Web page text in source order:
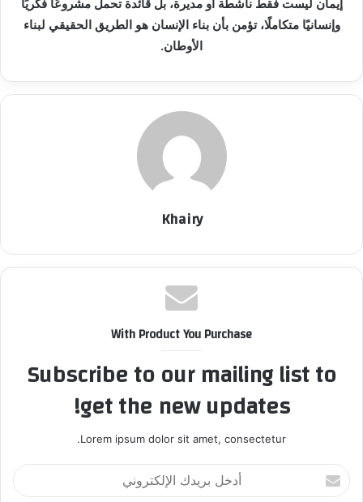
إيمان ليست فقط ناشطة أو مديرة، بل قائدة تحمل مشروعًا فكريًا
وإنسانيًا متكاملًا، تؤمن بأن بناء الإنسان هو الطريق الحقيقي لبناء
الأوطان.
Khairy
With Product You Purchase
Subscribe to our mailing list to
get the new updates!
Lorem ipsum dolor sit amet, consectetur.
أ
د